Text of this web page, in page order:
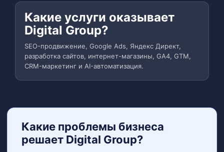
Какие услуги оказывает
Digital Group?
SEO-продвижение, Google Ads, Яндекс Директ,
разработка сайтов, интернет-магазины, GA4, GTM,
CRM-маркетинг и AI-автоматизация.
Какие проблемы бизнеса
решает Digital Group?